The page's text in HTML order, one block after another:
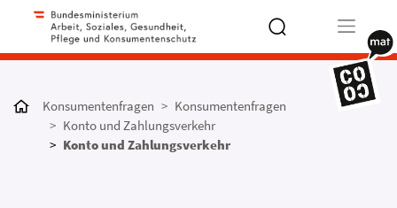
more
Konsumentenfragen
Konsumentenfragen
Konto und Zahlungsverkehr
Konto und Zahlungsverkehr